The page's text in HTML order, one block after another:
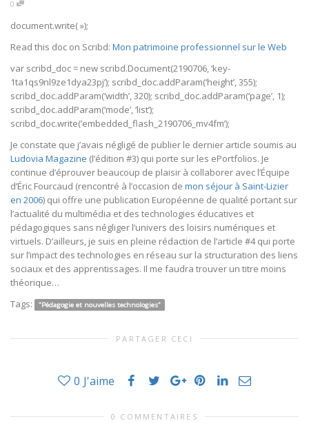
0
document.write( »);
Read this doc on Scribd: Mon patrimoine professionnel sur le Web
var scribd_doc = new scribd.Document(2190706, ‘key-
1ta1qs9nl9ze1dya23pj’); scribd_doc.addParam(‘height’, 355);
scribd_doc.addParam(‘width’, 320); scribd_doc.addParam(‘page’, 1);
scribd_doc.addParam(‘mode’, ‘list’);
scribd_doc.write(’embedded_flash_2190706_mv4fm’);
Je constate que j’avais négligé de publier le dernier article soumis au
Ludovia Magazine (l’édition #3) qui porte sur les ePortfolios. Je
continue d’éprouver beaucoup de plaisir à collaborer avec l’Équipe
d’Éric Fourcaud (rencontré à l’occasion de mon séjour à Saint-Lizier
en 2006) qui offre une publication Européenne de qualité portant sur
l’actualité du multimédia et des technologies éducatives et
pédagogiques sans négliger l’univers des loisirs numériques et
virtuels. D’ailleurs, je suis en pleine rédaction de l’article #4 qui porte
sur l’impact des technologies en réseau sur la structuration des liens
sociaux et des apprentissages. Il me faudra trouver un titre moins
théorique…
Tags:
"Pédagogie et nouvelles technologies"
PARTAGER CECI
0 J'aime
0 COMMENTAIRES